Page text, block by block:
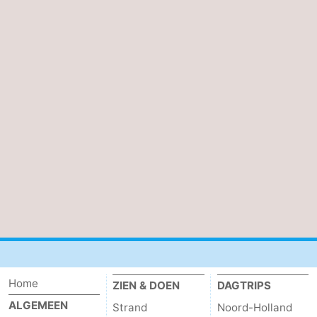
Home
ALGEMEEN
ZIEN & DOEN
Strand
DAGTRIPS
Noord-Holland